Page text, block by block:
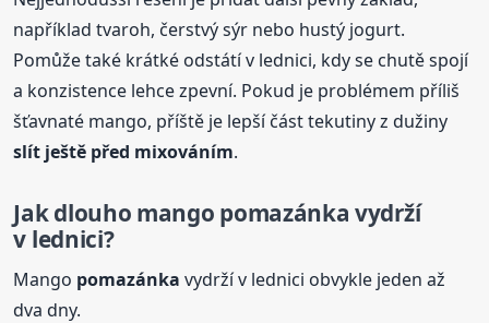
například tvaroh, čerstvý sýr nebo hustý jogurt.
Pomůže také krátké odstátí v lednici, kdy se chutě spojí
a konzistence lehce zpevní. Pokud je problémem příliš
šťavnaté mango, příště je lepší část tekutiny z dužiny
slít ještě před mixováním.
Jak dlouho mango pomazánka vydrží
v lednici?
Mango pomazánka vydrží v lednici obvykle jeden až
dva dny.